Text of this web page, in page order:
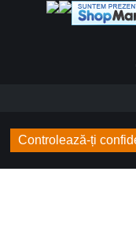
Controlează-ți